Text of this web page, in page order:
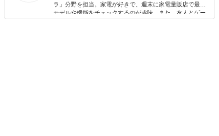
ラ」分野を担当。家電が好きで、週末に家電量販店で最新
モデルや機能をチェックするのが趣味。また、友人とゲー
ムを楽しみながら、新作タイトルやイベント情報もいち早